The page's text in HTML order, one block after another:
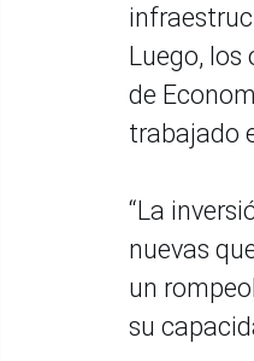
Luego,
de
trabajado
“La
nuevas
un
su